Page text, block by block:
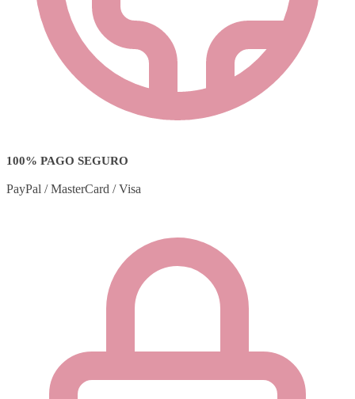
100% PAGO SEGURO
PayPal / MasterCard / Visa